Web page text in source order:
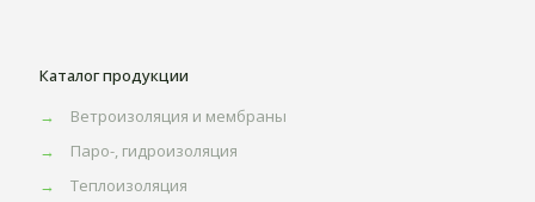
Каталог продукции
→
Ветроизоляция и мембраны
→
Паро-, гидроизоляция
→
Теплоизоляция